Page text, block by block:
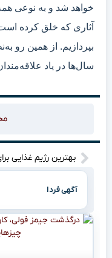
خواهد شد و به نوعی
آثاری که خلق کرده
بپردازیم. از همین رو
سال‌ها در یاد
آگهی فردا